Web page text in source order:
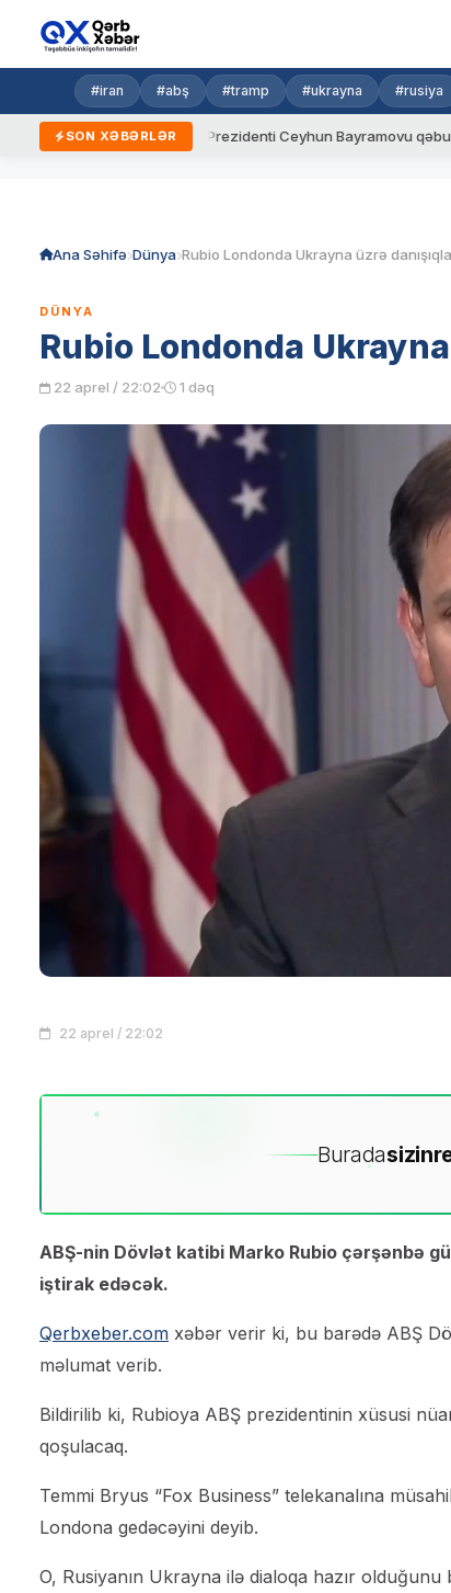
#iran #abş #tramp #ukrayna #rusiya
SON XƏBƏRLƏR
Ukrayna Prezidenti Ceyhun Bayramovu qəbul edib
Ana Səhifə Dünya
DÜNYA
Rubio Londonda
22 aprel / 22:02 1 dəq
22 aprel / 22:02
Buradasizin
ABŞ-nin Dövlət katibi Marko Rubio çərşənbə
iştirak edəcək.
Qerbxeber.com xəbər verir ki, bu barədə ABŞ
məlumat verib.
Bildirilib ki, Rubioya ABŞ prezidentinin xüsusi
qoşulacaq.
Temmi Bryus “Fox Business” telekanalına
Londona gedəcəyini deyib.
O, Rusiyanın Ukrayna ilə dialoqa hazır